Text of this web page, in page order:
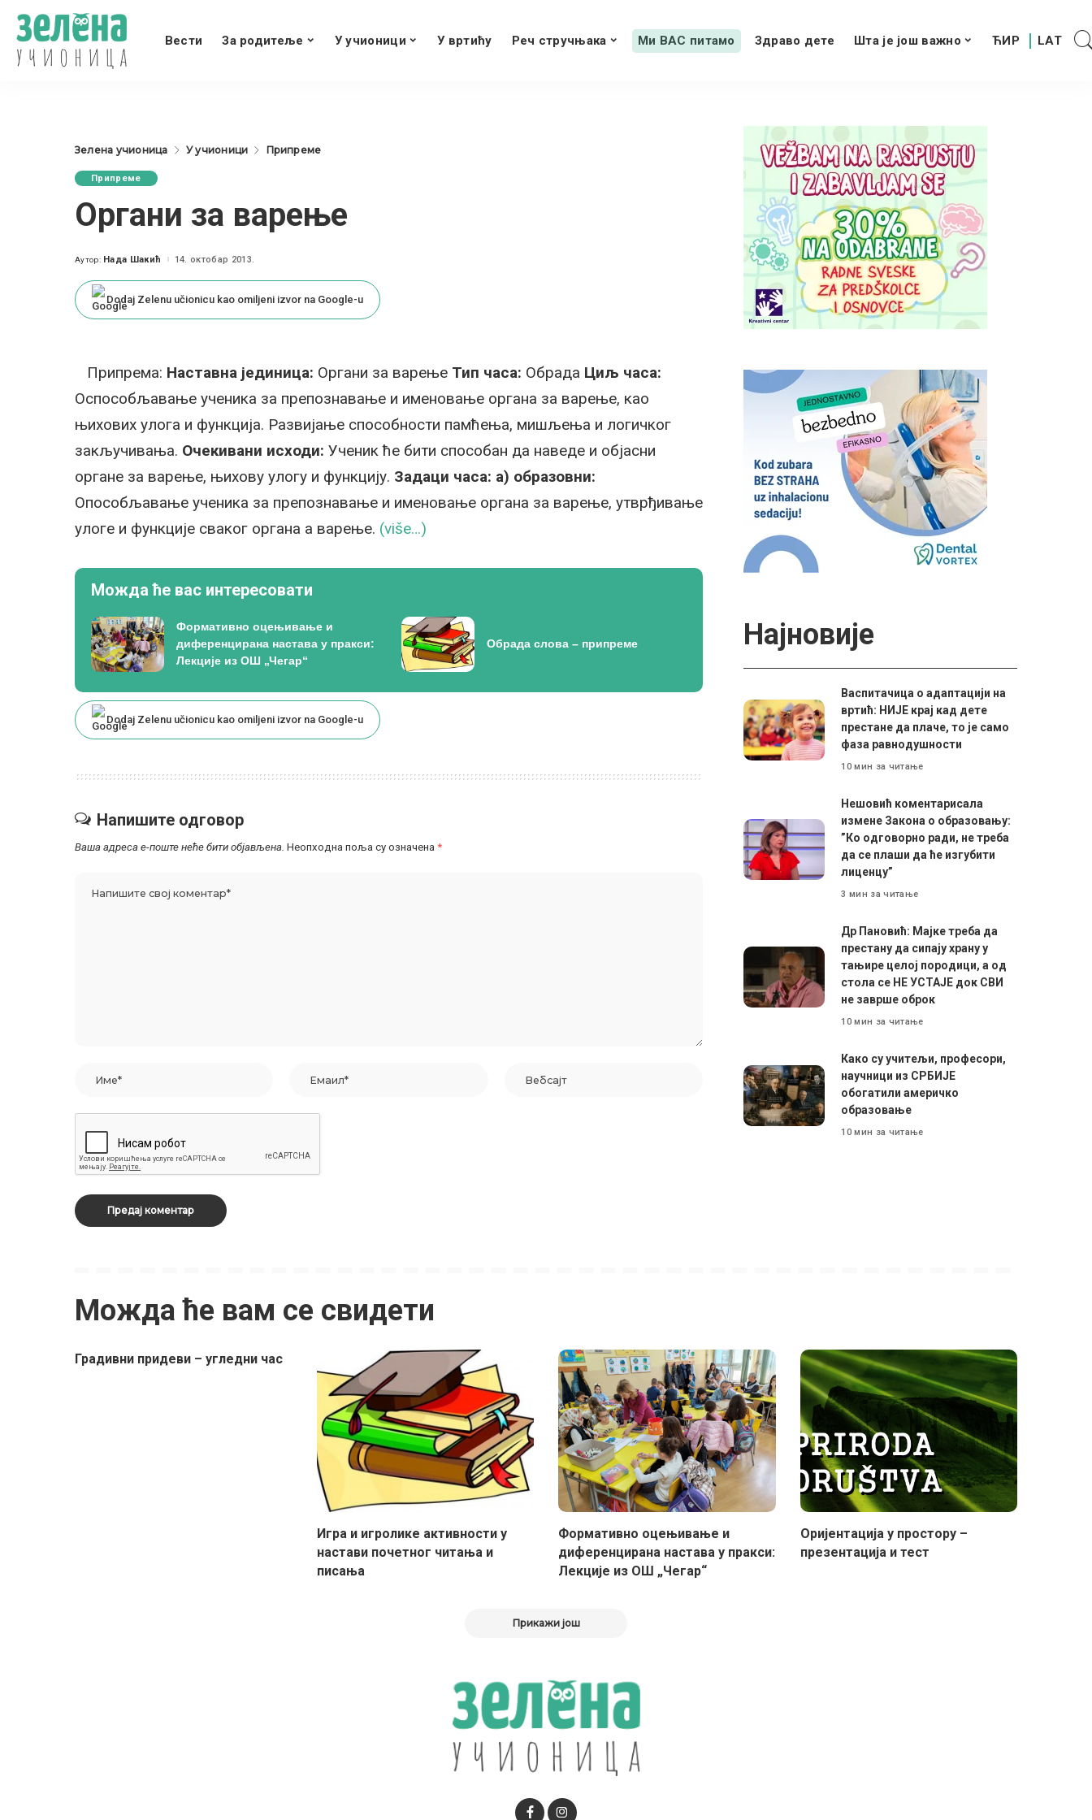
Вести За родитеље У учионици У вртићу Реч стручњака Ми ВАС питамо Здраво дете Шта је још важно
Зелена учионица У учионици Припреме
Припреме
Органи за варење
Posted
Аутор: Нада Шакић 14. октобар 2013.
Dodaj Zelenu učionicu kao omiljeni izvor na Google-u
Припрема: Наставна јединица: Органи за варење Тип часа: Обрада Циљ часа:
Оспособљавање ученика за препознавање и именовање органа за варење, као
њихових улога и функција. Развијање способности памћења, мишљења и логичког
закључивања. Очекивани исходи: Ученик ће бити способан да наведе и објасни
органе за варење, њихову улогу и функцију. Задаци часа: а) образовни:
Опособљавање ученика за препознавање и именовање органа за варење, утврђивање
улоге и функције сваког органа а варење. (više…)
Можда ће вас интересовати
Формативно оцењивање и
диференцирана настава у пракси:
Лекције из ОШ „Чегар“
Oбрада слова – припреме
Dodaj Zelenu učionicu kao omiljeni izvor na Google-u
Напишите одговор
Ваша адреса е-поште неће бити објављена. Неопходна поља су означена *
Најновије
Васпитачица о адаптацији на
вртић: НИЈЕ крај кад дете
престане да плаче, то је само
фаза равнодушности
10 мин за читање
Нешовић коментарисала
измене Закона о образовању:
”Ко одговорно ради, не треба
да се плаши да ће изгубити
лиценцу”
3 мин за читање
Др Пановић: Мајке треба да
престану да сипају храну у
тањире целој породици, а од
стола се НЕ УСТАЈЕ док СВИ
не заврше оброк
10 мин за читање
Како су учитељи, професори,
научници из СРБИЈЕ
обогатили америчко
образовање
10 мин за читање
Можда ће вам се свидети
Градивни придеви – угледни час
Игра и игролике активности у
настави почетног читања и
писања
Формативно оцењивање и
диференцирана настава у пракси:
Лекције из ОШ „Чегар“
Oријентација у простору –
презентација и тест
Прикажи још